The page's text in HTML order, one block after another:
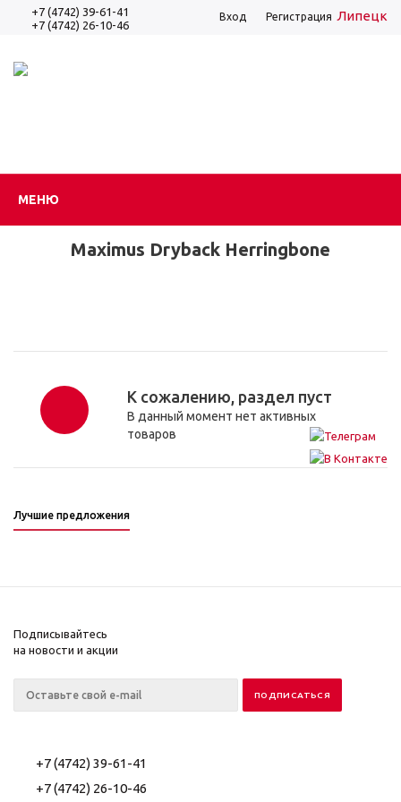
+7 (4742) 39-61-41
+7 (4742) 26-10-46
Липецк
Вход Регистрация
МЕНЮ
Maximus Dryback Herringbone
К сожалению, раздел пуст
В данный момент нет активных
товаров
Лучшие предложения
Подписывайтесь
на новости и акции
+7 (4742) 39-61-41
+7 (4742) 26-10-46